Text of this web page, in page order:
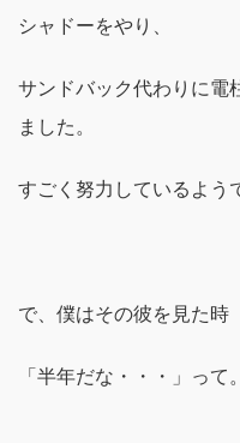
シャドーをやり、
サンドバック代わりに電
ました。
すごく努力しているよう
で、僕はその彼を見た時
「半年だな・・・」って。